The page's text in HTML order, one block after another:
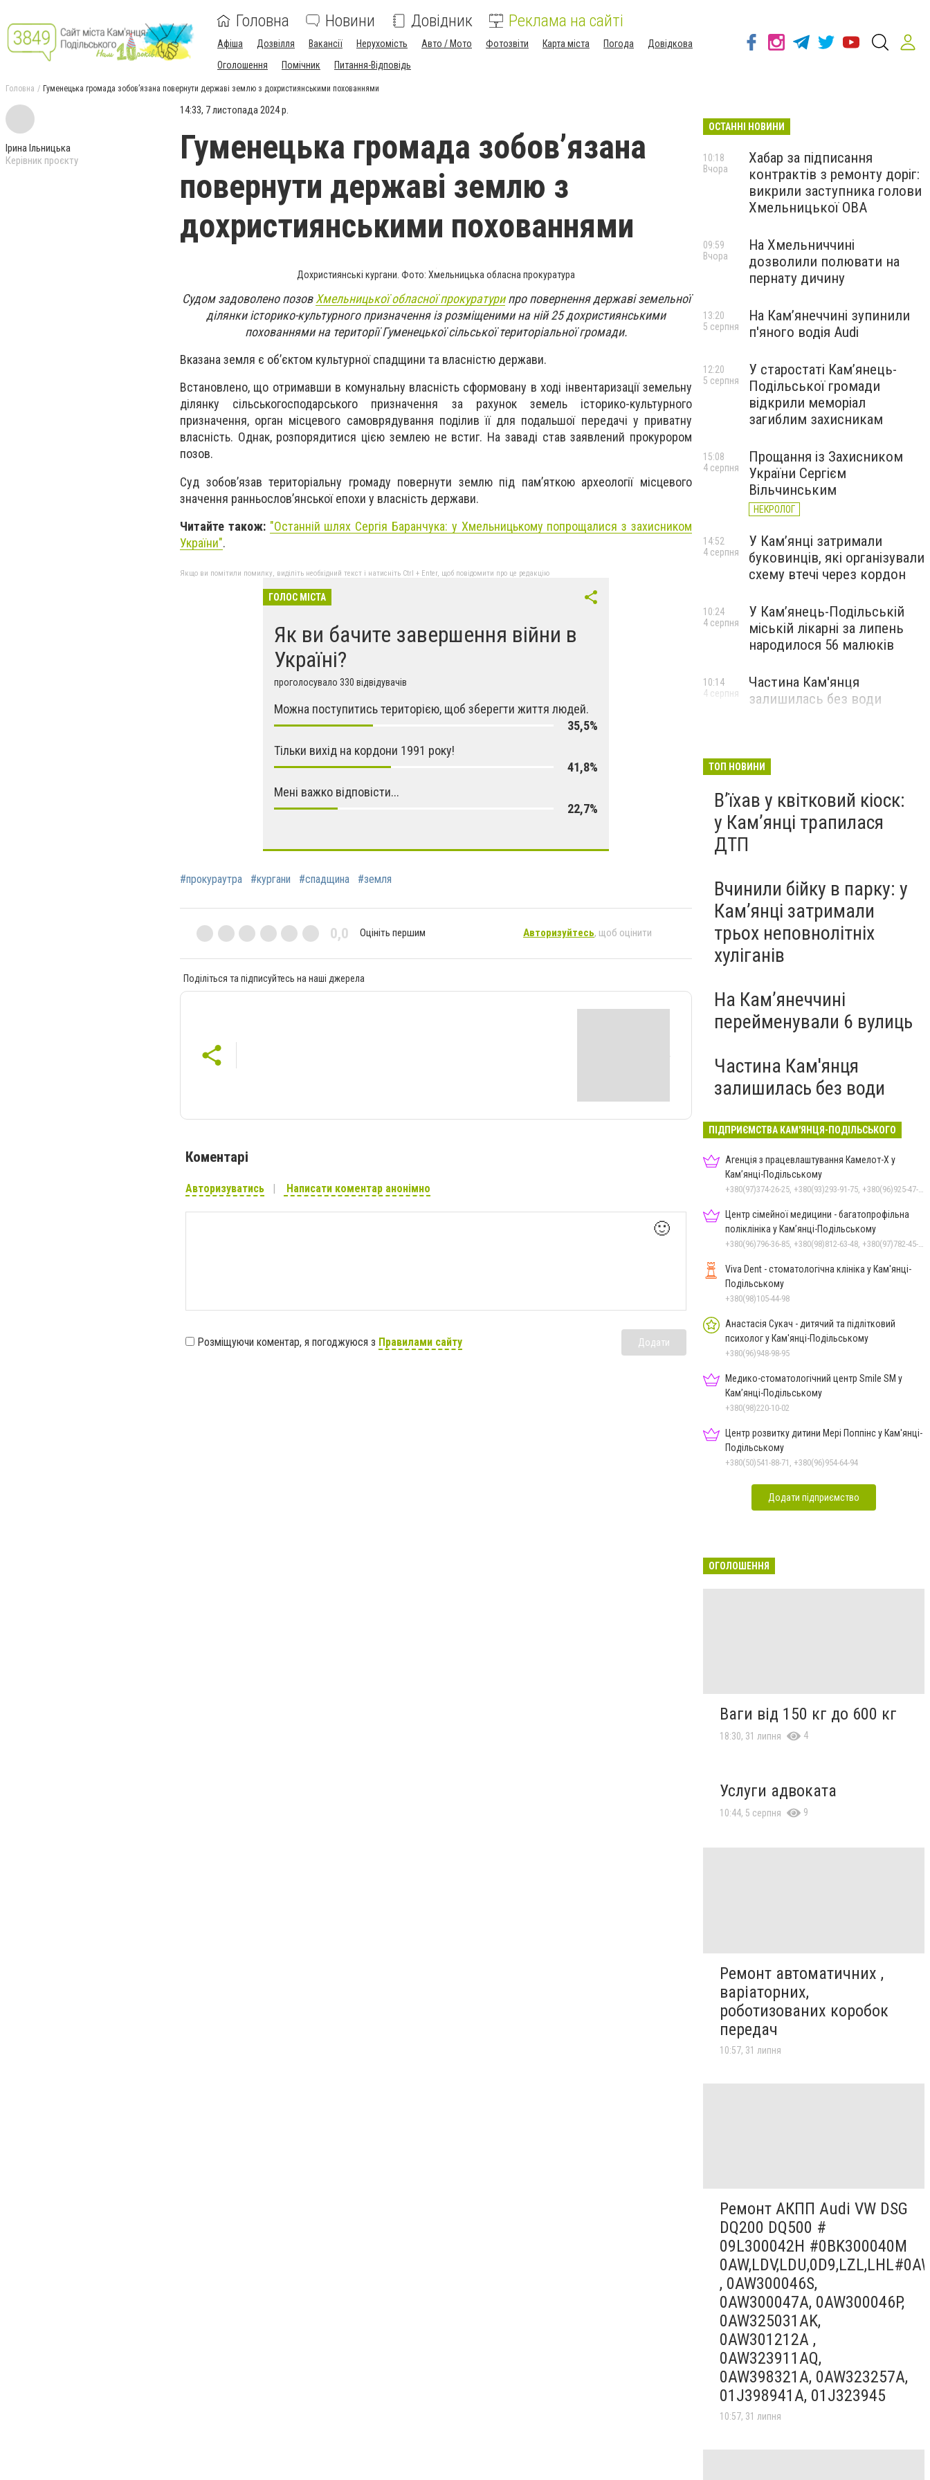
Головна Новини Довідник Реклама на сайті
Афіша Дозвілля Вакансії Нерухомість Авто / Мото Фотозвіти Карта міста Погода
Довідкова
Оголошення
Помічник Питання-Відповідь
Головна Гуменецька громада зобов’язана повернути державі землю з дохристиянськими похованнями
Ірина Ільницька
Керівник проєкту
14:33, 7 листопада 2024 р.
Гуменецька громада зобов’язана
повернути державі землю з
дохристиянськими похованнями
Дохристиянські кургани. Фото: Хмельницька обласна прокуратура
Судом задоволено позовХмельницької обласної прокуратурипро повернення державі земельної
ділянки історико-культурного призначення із розміщеними на ній 25 дохристиянськими
похованнями на території Гуменецької сільської територіальної громади.
Вказана земля є об’єктом культурної спадщини та власністю держави.
Встановлено, що отримавши в комунальну власність сформовану в ході інвентаризації земельну
ділянку сільськогосподарського призначення за рахунок земель історико-культурного
призначення, орган місцевого самоврядування поділив її для подальшої передачі у приватну
власність. Однак, розпорядитися цією землею не встиг. На заваді став заявлений прокурором
позов.
Суд зобов’язав територіальну громаду повернути землю під пам’яткою археології місцевого
значення ранньослов’янської епохи у власність держави.
Читайте також: "Останній шлях Сергія Баранчука: у Хмельницькому попрощалися з захисником
України".
Якщо ви помітили помилку, виділіть необхідний текст і натисніть Ctrl + Enter, щоб повідомити про це редакцію
ГОЛОС МІСТА
Як ви бачите завершення війни в
Україні?
проголосувало 330 відвідувачів
Можна поступитись територією, щоб зберегти життя людей.
35,5%
Тільки вихід на кордони 1991 року!
41,8%
Мені важко відповісти...
22,7%
#прокураутра #кургани #спадщина #земля
0,0 Оцініть першим Авторизуйтесь, щоб оцінити
Поділіться та підписуйтесь на наші джерела
Коментарі
Авторизуватись Написати коментар анонімно
🙂
Розміщуючи коментар, я погоджуюся з Правилами сайту Додати
ОСТАННІ НОВИНИ
Хабар за підписання
контрактів з ремонту доріг:
викрили заступника голови
Хмельницької ОВА
10:18
Вчора
На Хмельниччині
дозволили полювати на
пернату дичину
09:59
Вчора
На Камʼянеччині зупинили
п'яного водія Audi
13:20
5 серпня
У старостаті Кам’янець-
Подільської громади
відкрили меморіал
загиблим захисникам
12:20
5 серпня
Прощання із Захисником
України Сергієм
Вільчинським
НЕКРОЛОГ
15:08
4 серпня
У Кам’янці затримали
буковинців, які організували
схему втечі через кордон
14:52
4 серпня
У Кам’янець-Подільській
міській лікарні за липень
народилося 56 малюків
10:24
4 серпня
Частина Кам'янця
залишилась без води
10:14
4 серпня
ТОП НОВИНИ
Вʼїхав у квітковий кіоск:
у Камʼянці трапилася
ДТП
Вчинили бійку в парку: у
Кам’янці затримали
трьох неповнолітніх
хуліганів
На Камʼянеччині
перейменували 6 вулиць
Частина Кам'янця
залишилась без води
ПІДПРИЄМСТВА КАМ'ЯНЦЯ-ПОДІЛЬСЬКОГО
Агенція з працевлаштування Камелот-Х у
Кам’янці-Подільському
+380(97)374-26-25, +380(93)293-91-75, +380(96)925-47-71, +380(73)327-54-83
Центр сімейної медицини - багатопрофільна
поліклініка у Кам’янці-Подільському
+380(96)796-36-85, +380(98)812-63-48, +380(97)782-45-70
Viva Dent - стоматологічна клініка у Кам'янці-
Подільському
+380(98)105-44-98
Анастасія Сукач - дитячий та підлітковий
психолог у Кам'янці-Подільському
+380(96)948-98-95
Медико-стоматологічний центр Smile SM у
Кам’янці-Подільському
+380(98)220-10-02
Центр розвитку дитини Мері Поппінс у Кам'янці-
Подільському
+380(50)541-88-71, +380(96)954-64-94
Додати підприємство
ОГОЛОШЕННЯ
Ваги від 150 кг до 600 кг
18:30, 31 липня 4
Услуги адвоката
10:44, 5 серпня 9
Ремонт автоматичних ,
варіаторних,
роботизованих коробок
передач
10:57, 31 липня
Ремонт АКПП Audi VW DSG
DQ200 DQ500 #
09L300042H #0BK300040M
, 0AW300046S,
0AW300047A, 0AW300046P,
0AW325031AK,
0AW301212A ,
0AW323911AQ,
0AW398321A, 0AW323257A,
01J398941A, 01J323945
10:57, 31 липня